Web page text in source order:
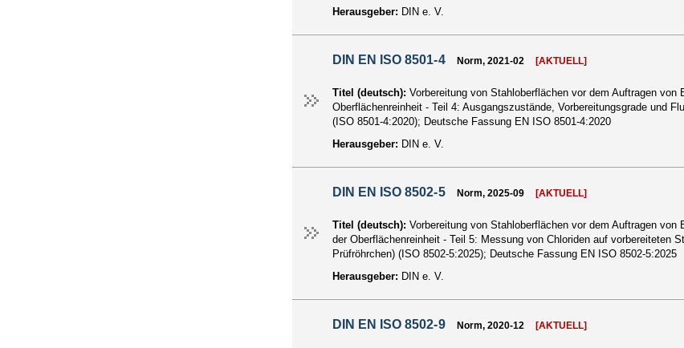
Herausgeber: DIN e. V.
DIN EN ISO 8501-4 Norm, 2021-02 [AKTUELL]
Titel (deutsch): Vorbereitung von Stahloberflächen vor dem Auftragen
Oberflächenreinheit - Teil 4: Ausgangszustände, Vorbereitungsgrade und
(ISO 8501-4:2020); Deutsche Fassung EN ISO 8501-4:2020
Herausgeber: DIN e. V.
DIN EN ISO 8502-5 Norm, 2025-09 [AKTUELL]
Titel (deutsch): Vorbereitung von Stahloberflächen vor dem Auftragen
der Oberflächenreinheit - Teil 5: Messung von Chloriden auf vorbereiteten
Prüfröhrchen) (ISO 8502-5:2025); Deutsche Fassung EN ISO 8502-5:2025
Herausgeber: DIN e. V.
DIN EN ISO 8502-9 Norm, 2020-12 [AKTUELL]